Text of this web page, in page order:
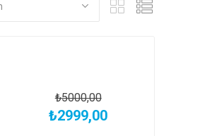
₺5000,00
₺2999,00